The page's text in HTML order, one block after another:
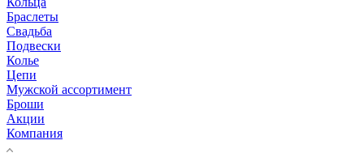
Браслеты
Свадьба
Подвески
Колье
Цепи
Мужской ассортимент
Броши
Акции
Компания